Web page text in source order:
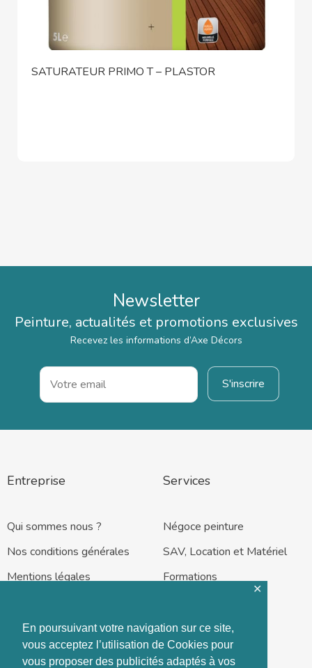
En poursuivant votre navigation sur ce site,
vous acceptez l’utilisation de Cookies pour
vous proposer des publicités adaptés à vos
✕
SATURATEUR PRIMO T – PLASTOR
Newsletter
Peinture, actualités et promotions exclusives
Recevez les informations d’Axe Décors
Entreprise
Qui sommes nous ?
Nos conditions générales
Mentions légales
Services
Négoce peinture
SAV, Location et Matériel
Formations